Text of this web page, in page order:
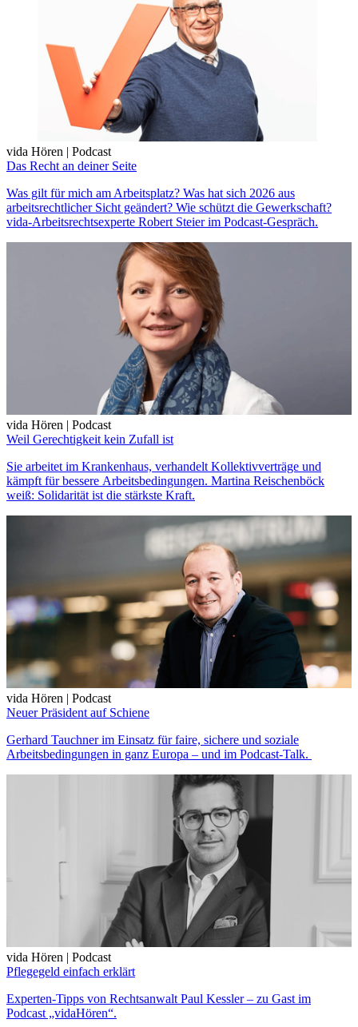
vida Hören | Podcast
Das Recht an deiner Seite
Was gilt für mich am Arbeitsplatz? Was hat sich 2026 aus
arbeitsrechtlicher Sicht geändert? Wie schützt die Gewerkschaft?
vida-Arbeitsrechtsexperte Robert Steier im Podcast-Gespräch.
vida Hören | Podcast
Weil Gerechtigkeit kein Zufall ist
Sie arbeitet im Krankenhaus, verhandelt Kollektivverträge und
kämpft für bessere Arbeitsbedingungen. Martina Reischenböck
weiß: Solidarität ist die stärkste Kraft.
vida Hören | Podcast
Neuer Präsident auf Schiene
Gerhard Tauchner im Einsatz für faire, sichere und soziale
Arbeitsbedingungen in ganz Europa – und im Podcast-Talk.
vida Hören | Podcast
Pflegegeld einfach erklärt
Experten-Tipps von Rechtsanwalt Paul Kessler – zu Gast im
Podcast „vidaHören“.